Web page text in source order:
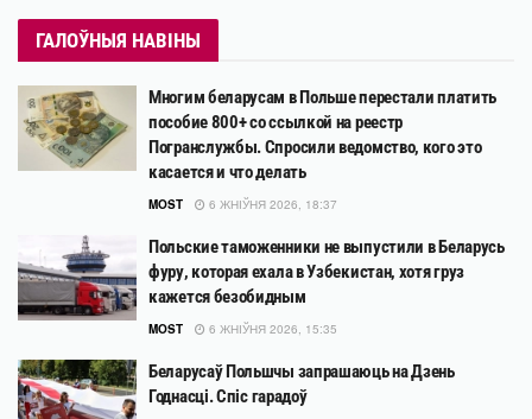
ГАЛОЎНЫЯ НАВІНЫ
Многим беларусам в Польше перестали платить
пособие 800+ со ссылкой на реестр
Погранслужбы. Спросили ведомство, кого это
касается и что делать
MOST 6 ЖНІЎНЯ 2026, 18:37
Польские таможенники не выпустили в Беларусь
фуру, которая ехала в Узбекистан, хотя груз
кажется безобидным
MOST 6 ЖНІЎНЯ 2026, 15:35
Беларусаў Польшчы запрашаюць на Дзень
Годнасці. Спіс гарадоў